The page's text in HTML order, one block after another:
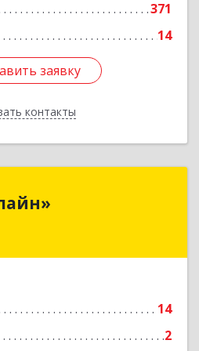
371
14
заявку
контакты
заявку
Назад
14
2
РЦПР «Микролайн»
обл, Асбест г, имени В.И.